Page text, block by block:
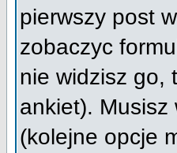
pierwszy post
zobaczyc
nie widzisz go,
ankiet).
(kolejne opcje